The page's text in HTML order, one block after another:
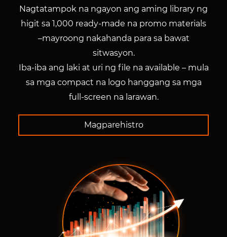
Nagtatampok na ngayon ang aming library ng
higit sa 1,000 ready-made na promo materials
–mayroong nakahanda para sa bawat
sitwasyon.
Iba-iba ang laki at uri ng file na available – mula
sa mga compact na logo hanggang sa mga
full-screen na larawan.
Magparehistro